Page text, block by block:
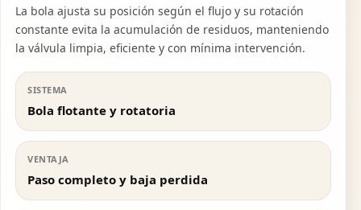
La bola ajusta su posición según el flujo y su rotación
constante evita la acumulación de residuos, manteniendo
la válvula limpia, eficiente y con mínima intervención.
SISTEMA
Bola flotante y rotatoria
VENTAJA
Paso completo y baja perdida